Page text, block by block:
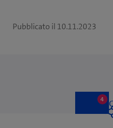
Pubblicato il 10.11.2023
4
4
likes